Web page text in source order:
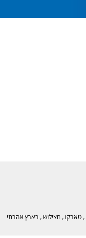
,טארקו ,חצילוש,בארץ אהבתי